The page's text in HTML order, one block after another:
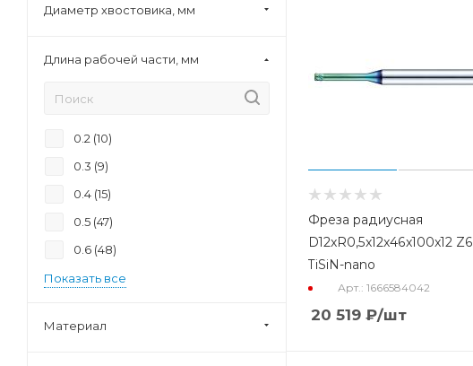
Фреза радиусная
D12xR0,5x12x46x100x12 Z6
TiSiN-nano
Арт.: 1666584042
20 519 ₽/шт
Диаметр хвостовика, мм
Длина рабочей части, мм
0.2 (10)
0.3 (9)
0.4 (15)
0.5 (47)
0.6 (48)
Показать все
Материал